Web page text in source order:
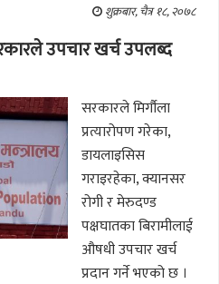
शुक्रबार, चैत्र १८, २०७८
उपचार खर्च उपलब्द
सरकारले मिर्गौला
प्रत्यारोपण गरेका,
डायलाइसिस
गराइरहेका, क्यानसर
रोगी र मेरुदण्ड
पक्षघातका बिरामीलाई
औषधी उपचार खर्च
प्रदान गर्ने भएको छ ।